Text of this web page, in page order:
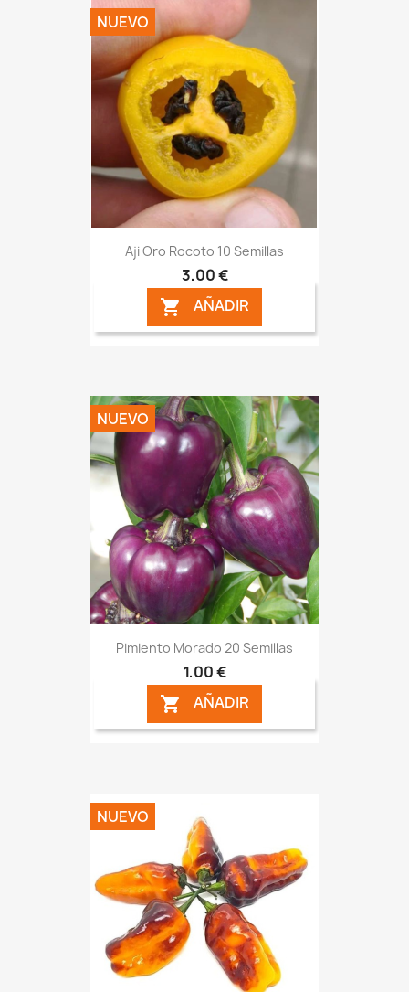
Aji Oro Rocoto 10 Semillas
3,00 €
 AÑADIR
NUEVO
Pimiento Morado 20 Semillas
1,00 €
 AÑADIR
NUEVO
NUEVO